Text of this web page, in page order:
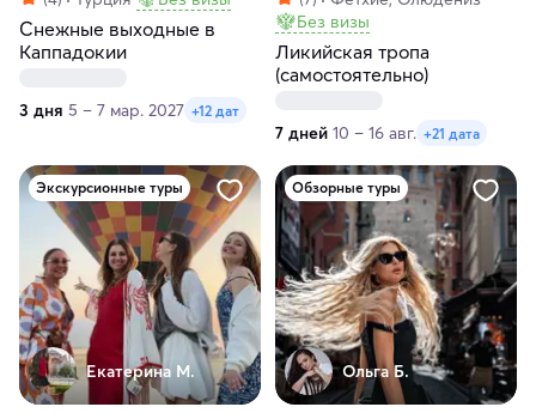
Снежные выходные в
Каппадокии
3 дня 5 – 7 мар. 2027 +12 дат
Без визы
Ликийская тропа
(самостоятельно)
7 дней 10 – 16 авг. +21 дата
Экскурсионные туры
Екатерина М.
Обзорные туры
Ольга Б.